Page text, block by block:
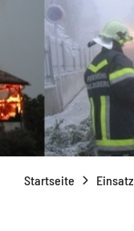
Startseite Einsatz